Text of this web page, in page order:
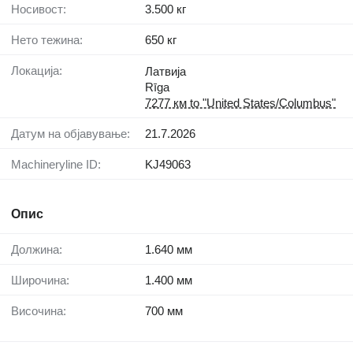
Носивост: 3.500 кг
Нето тежина: 650 кг
Локација:
Латвија
Rīga
7277 км to "United States/Columbus"
Датум на објавување: 21.7.2026
Machineryline ID: KJ49063
Опис
Должина: 1.640 мм
Широчина: 1.400 мм
Височина: 700 мм